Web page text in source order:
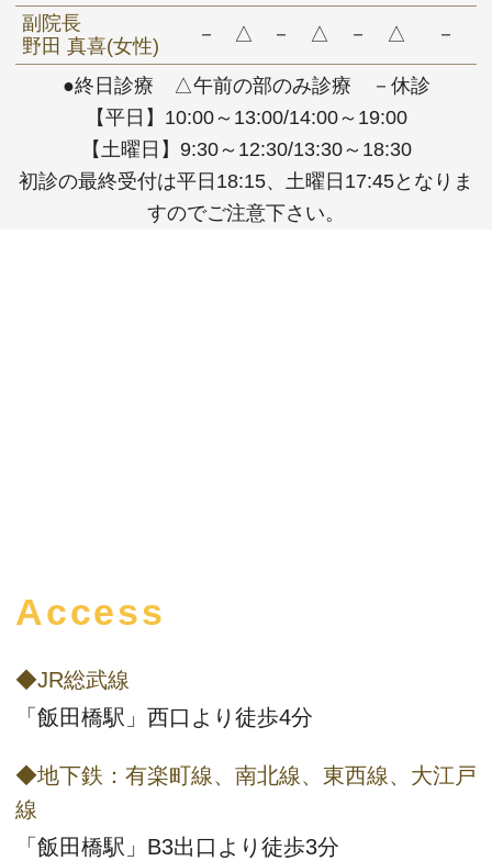
●終日診療 △午前の部のみ診療 －休診
【平日】10:00～13:00/14:00～19:00
【土曜日】9:30～12:30/13:30～18:30
初診の最終受付は平日18:15、土曜日17:45となりま
すのでご注意下さい。
副院長
野田 真喜(女性)
－ △ － △ － △ －
Access
◆JR総武線
「飯田橋駅」西口より徒歩4分
◆地下鉄：有楽町線、南北線、東西線、大江戸
線
「飯田橋駅」B3出口より徒歩3分